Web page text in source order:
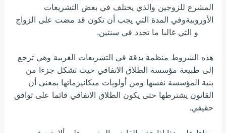
المشرع للزوجين والذي يختلف في بعض التشريعات
الأوروبيةوفي المدة التي يجب أن تكون قد مضت على الزواج
و التي غالبا ما تحدد في سنتين.
هذه الشروط منظمة بدقة في التشريعات الغربية وهي ترجع
إلى طبيعة مؤسسة الطلاق الاتفاقي حيث تشكل جزءا من
بنية المؤسسة نفسها ومن أولويات ميكانيزماتها بمعنى أن
القانون يشترطها حتى يكون الطلاق الاتفاقي قائما على توافق
حقيقي.